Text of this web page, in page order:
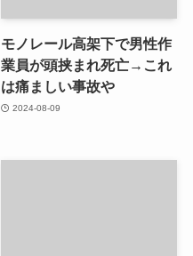
モノレール高架下で男性作
業員が頭挟まれ死亡→これ
は痛ましい事故や
2024-08-09